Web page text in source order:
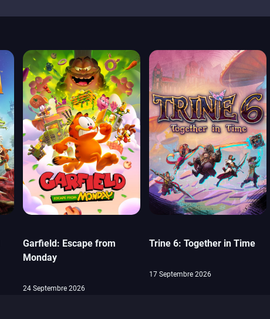
Garfield: Escape from
Monday
24 Septembre 2026
Trine 6: Together in Time
17 Septembre 2026